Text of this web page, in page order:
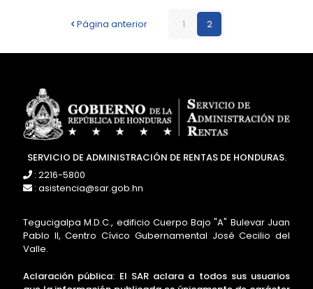
Página anterior 1 2
SERVICIO DE ADMINISTRACIÓN DE RENTAS DE HONDURAS.
: 2216-5800
: asistencia@sar.gob.hn
Tegucigalpa M.D.C., edificio Cuerpo Bajo "A" Bulevar Juan
Pablo II, Centro Cívico Gubernamental José Cecilio del
Valle.
Aclaración pública: El SAR aclara a todos sus usuarios